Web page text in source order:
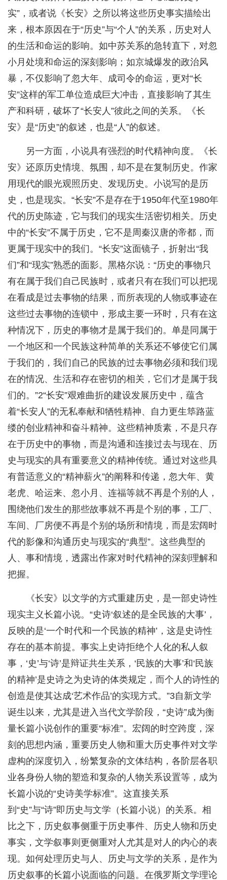
实”，或者说《长安》之所以将这些历史事实描绘出
来，根本原因在于“历史”与“个人”的关系，历史对人
的生活和命运的影响。如中苏关系的急转直下，对忽
小月处境和命运的深刻影响；如京城爆发的政治风
暴，不仅影响了忽大年、成司令的命运，更对“长
安”这样的军工单位造成巨大冲击，直接影响了其生
产和科研，破坏了“长安人”彼此之间的关系。《长
安》是“历史”的叙述，也是“人”的叙述。
另一方面，小说具有强烈的时代精神向度。《长
安》还原历史情境、氛围，却不是在复制历史。作家
用现代的眼光观照历史、发现历史。小说写的是历
史，也是现实。“长安”不是存在于1950年代至1980年
代的历史陈迹，它与我们的现实生活密切相关。历史
中的“长安”不属于历史，它不是周秦汉唐的帝都，而
更属于现实中的我们。“长安”这面镜子，折射出“我
们”和“现实”熟悉的面影。黑格尔说：“历史的事物只
有在属于我们自己民族时，或者只有在我们可以把现
在看成是过去事物的结果，而所表现的人物或事迹在
这些过去事物的连锁中，形成主要一环时，只有在这
种情况下，历史的事物才是属于我们的。单是同属于
一个地区和一个民族这种简单的关系还不够使它们属
于我们的，我们自己的民族的过去事物必须和我们现
在的情况、生活和存在密切的相关，它们才是属于我
们的。”2“长安”艰难曲折的建设发展历史中，蕴含
着“长安人”的无私奉献和牺牲精神、自力更生筚路蓝
缕的创业精神和奋斗精神。这些精神质素，不是只存
在于历史中的事物，而是沟通和连接过去与现在、历
史与现实的具有重要意义的精神传统。通过对这些具
有普适意义的“精神薪火”的阐释和传递，忽大年、黄
老虎、哈运来、忽小月、连福等就不再是个别的人，
围绕他们发生的那些故事就不再是个别的事，工厂、
车间、厂房便不再是个别的场所和情境，而是宏阔时
代的影像和沟通历史与现实的“典型”。这些典型的
人、事和情境，透露出作家对时代精神的深刻理解和
把握。
《长安》以文学的方式重建历史，是一部史诗性
现实主义长篇小说。“史诗‘叙述的是全民族的大事’，
反映的是‘一个时代和一个民族的精神’，这是史诗性
存在的基本前提。事实上史诗拒绝个人化的私人叙
事，‘史’与‘诗’是辩证共生关系，‘民族的大事’和‘民族
的精神’是史诗之为史诗的体类规定，而个人的诗性的
创造是使其达成‘艺术作品’的实现方式。”3自新文学
诞生以来，尤其是进入当代文学阶段，“史诗”成为衡
量长篇小说创作的重要“标准”。宏阔的时空跨度，深
刻的思想内涵，重要历史人物和重大历史事件对文学
虚构的深度切入，纷繁复杂的文体结构，各阶层各职
业各身份人物的塑造和复杂的人物关系设置等，成为
长篇小说的“史诗美学标准”。这直接关系
到“史”与“诗”即历史与文学（长篇小说）的关系。相
比之下，历史叙事侧重于历史事件、历史人物和历史
事实，文学叙事则更侧重对人尤其是对人的内心的表
现。如何处理历史与人、历史与文学的关系，是作为
历史叙事的长篇小说面临的问题。在俄罗斯文学理论